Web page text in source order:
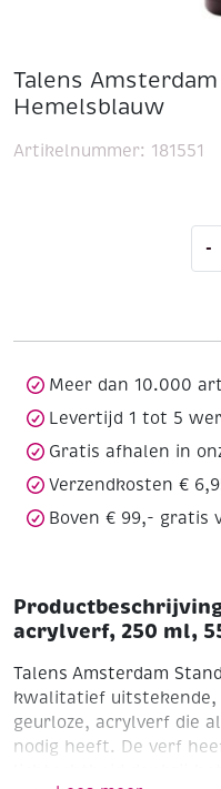
Talens
Hemelsblauw
-
Artikelnummer: 181551
Meer dan 10.000
Levertijd 1 tot 5
Gratis afhalen in
Verzendkosten €
Boven € 99,- gratis
acrylverf, 250 ml,
Talens Amsterdam
kwalitatief
geurloze, acrylverf die
nodig heeft. De verf